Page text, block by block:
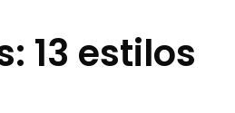
13 estilos